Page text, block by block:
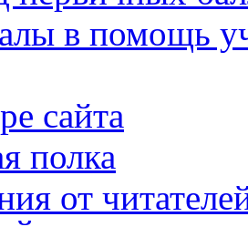
в помощь
сайта
полка
от